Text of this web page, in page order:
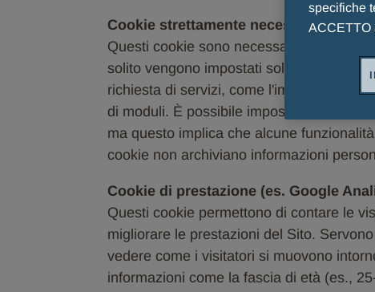
Cookie strettamente necessari
Questi cookie sono necessari per il
solito vengono impostati solo in risposta
richiesta di servizi, come l'impostazione
di moduli. È possibile impostare il
ma questo implica che alcune
cookie non archiviano informazioni
Cookie di prestazione (es. Google
Questi cookie permettono di contare le
migliorare le prestazioni del Sito.
vedere come i visitatori si muovono
informazioni come la fascia di età (es.,
specifiche
ACCETTO